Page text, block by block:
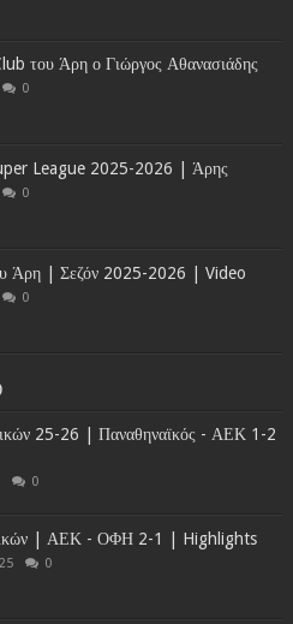
του Άρη ο Γιώργος Αθανασιάδης
0
League 2025-2026 | Άρης
0
Άρη | Σεζόν 2025-2026 | Video
0
25-26 | Παναθηναϊκός - ΑΕΚ 1-2
0
| ΑΕΚ - ΟΦΗ 2-1 | Highlights
0